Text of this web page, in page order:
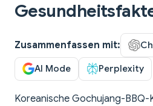
Zusammenfassen mit:
AI Mode Perplexity
Koreanische Gochujang-